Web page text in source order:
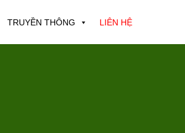
TRUYỀN THÔNG LIÊN HỆ